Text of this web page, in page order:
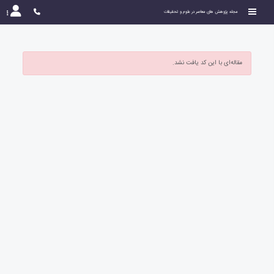
مجله پژوهش های معاصر در علوم و تحقیقات
مقاله‌ای با این کد یافت نشد.